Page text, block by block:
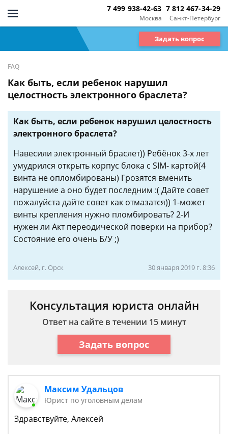
Москва
7 499 938-42-63
Санкт-Петербург
7 812 467-34-29
Задать вопрос
FAQ
Как быть, если ребенок нарушил
целостность электронного браслета?
Как быть, если ребенок нарушил целостность
электронного браслета?
Навесили электронный браслет)) Ребёнок 3-х лет
умудрился открыть корпус блока с SIM- картой(4
винта не опломбированы) Грозятся вменить
нарушение а оно будет последним :( Дайте совет
пожалуйста дайте совет как отмазатся)) 1-может
винты крепления нужно пломбировать? 2-И
нужен ли Акт переодической поверки на прибор?
Состояние его очень Б/У ;)
Алексей, г. Орск 30 января 2019 г. 8:36
Консультация юриста онлайн
Ответ на сайте в течении 15 минут
Задать вопрос
Максим Удальцов
Юрист по уголовным делам
Здравствуйте, Алексей